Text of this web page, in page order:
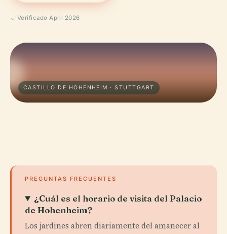
Verificado April 2026
CASTILLO DE HOHENHEIM · STUTTGART
PREGUNTAS FRECUENTES
¿Cuál es el horario de visita del Palacio
de Hohenheim?
Los jardines abren diariamente del amanecer al